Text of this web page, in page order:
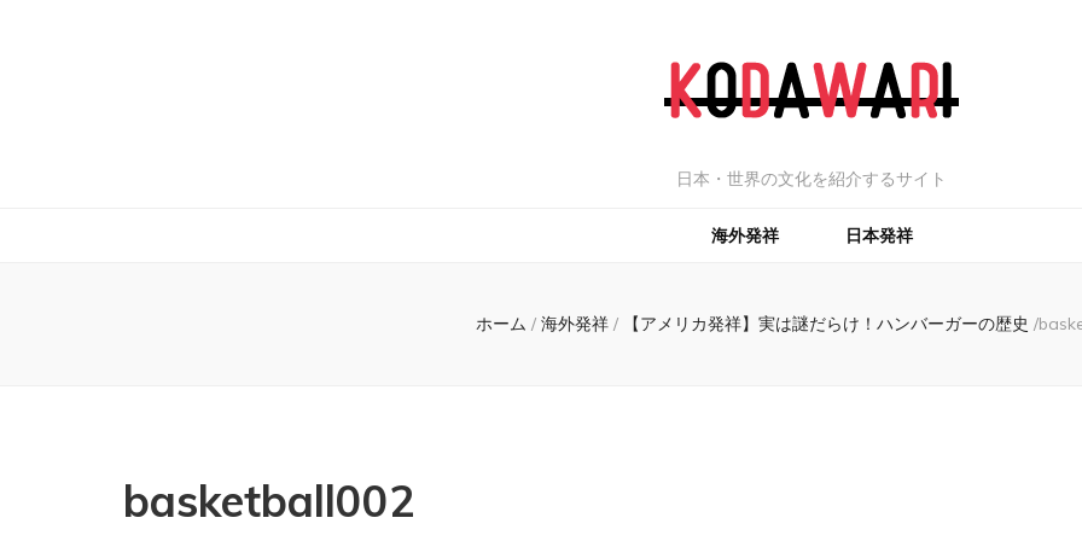
日本・世界の文化を紹介するサイト
海外発祥 日本発祥
ホーム / 海外発祥 / 【アメリカ発祥】実は謎だらけ！ハンバーガーの歴史 /
basketball002